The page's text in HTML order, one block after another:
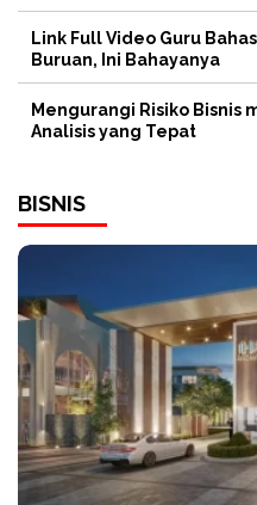
Link Full Video Guru
Buruan, Ini Bahayanya
Mengurangi Risiko Bisnis
Analisis yang Tepat
BISNIS